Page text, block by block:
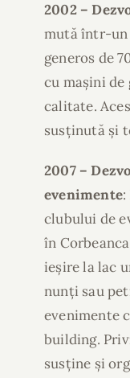
2002 –
mută într-un
generos de
cu mașini de
calitate.
susținută și
2007 –
evenimente
clubului de
în
ieșire la lac
nunți sau
evenimente
building.
susține și